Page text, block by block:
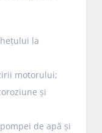
la
motorului;
și
de apă și